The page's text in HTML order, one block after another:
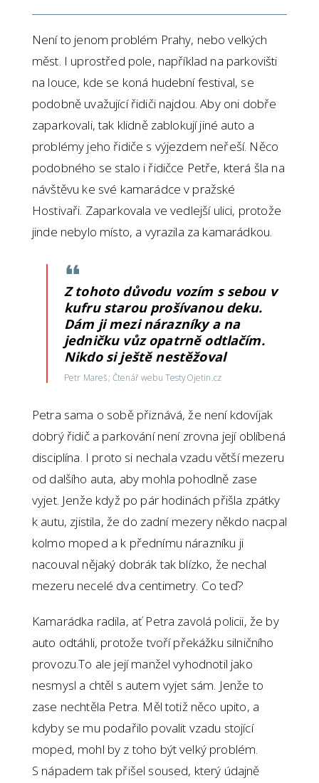
Není to jenom problém Prahy, nebo velkých
měst. I uprostřed pole, například na parkovišti
na louce, kde se koná hudební festival, se
podobně uvažující řidiči najdou. Aby oni dobře
zaparkovali, tak klidně zablokují jiné auto a
problémy jeho řidiče s výjezdem neřeší. Něco
podobného se stalo i řidičce Petře, která šla na
návštěvu ke své kamarádce v pražské
Hostivaři. Zaparkovala ve vedlejší ulici, protože
jinde nebylo místo, a vyrazila za kamarádkou.
Z tohoto důvodu vozím s sebou v
kufru starou prošívanou deku.
Dám ji mezi nárazníky a na
jedničku vůz opatrně odtlačím.
Nikdo si ještě nestěžoval
Petr Mareš; Čtenář webu TestyOjetin.cz
Petra sama o sobě přiznává, že není kdovíjak
dobrý řidič a parkování není zrovna její oblíbená
disciplína. I proto si nechala vzadu větší mezeru
od dalšího auta, aby mohla pohodlně zase
vyjet. Jenže když po pár hodinách přišla zpátky
k autu, zjistila, že do zadní mezery někdo nacpal
kolmo moped a k přednímu nárazníku ji
nacouval nějaký dobrák tak blízko, že nechal
mezeru necelé dva centimetry. Co teď?
Kamarádka radila, ať Petra zavolá policii, že by
auto odtáhli, protože tvoří překážku silničního
provozu.To ale její manžel vyhodnotil jako
nesmysl a chtěl s autem vyjet sám. Jenže to
zase nechtěla Petra. Měl totiž něco upito, a
kdyby se mu podařilo povalit vzadu stojící
moped, mohl by z toho být velký problém.
S nápadem tak přišel soused, který údajně